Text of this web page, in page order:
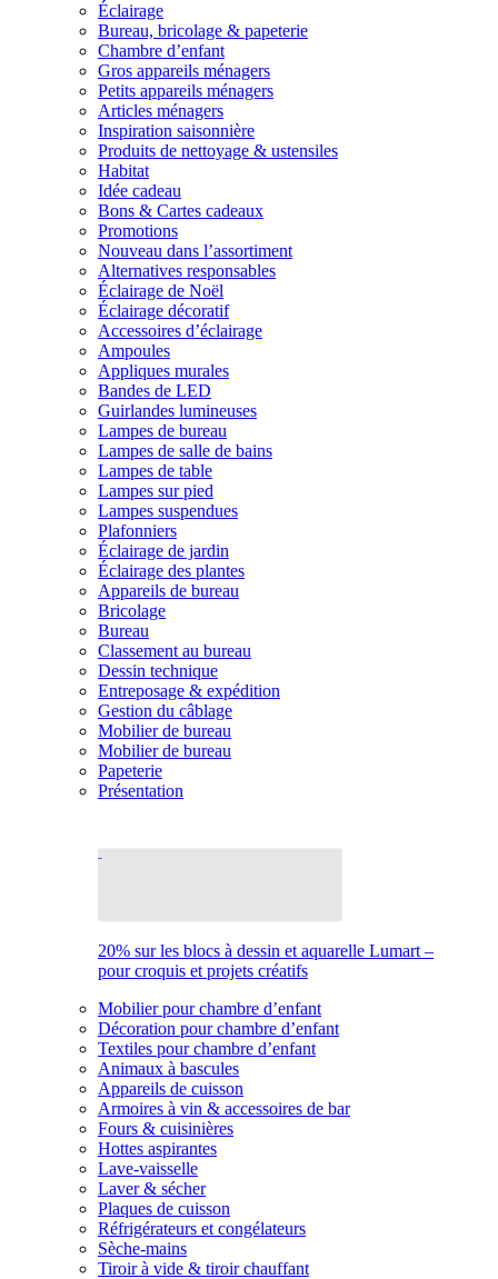
Éclairage
Bureau, bricolage & papeterie
Chambre d’enfant
Gros appareils ménagers
Petits appareils ménagers
Articles ménagers
Inspiration saisonnière
Produits de nettoyage & ustensiles
Habitat
Idée cadeau
Bons & Cartes cadeaux
Promotions
Nouveau dans l’assortiment
Alternatives responsables
Éclairage de Noël
Éclairage décoratif
Accessoires d’éclairage
Ampoules
Appliques murales
Bandes de LED
Guirlandes lumineuses
Lampes de bureau
Lampes de salle de bains
Lampes de table
Lampes sur pied
Lampes suspendues
Plafonniers
Éclairage de jardin
Éclairage des plantes
Appareils de bureau
Bricolage
Bureau
Classement au bureau
Dessin technique
Entreposage & expédition
Gestion du câblage
Mobilier de bureau
Mobilier de bureau
Papeterie
Présentation
20% sur les blocs à dessin et aquarelle Lumart –
pour croquis et projets créatifs
Mobilier pour chambre d’enfant
Décoration pour chambre d’enfant
Textiles pour chambre d’enfant
Animaux à bascules
Appareils de cuisson
Armoires à vin & accessoires de bar
Fours & cuisinières
Hottes aspirantes
Lave-vaisselle
Laver & sécher
Plaques de cuisson
Réfrigérateurs et congélateurs
Sèche-mains
Tiroir à vide & tiroir chauffant